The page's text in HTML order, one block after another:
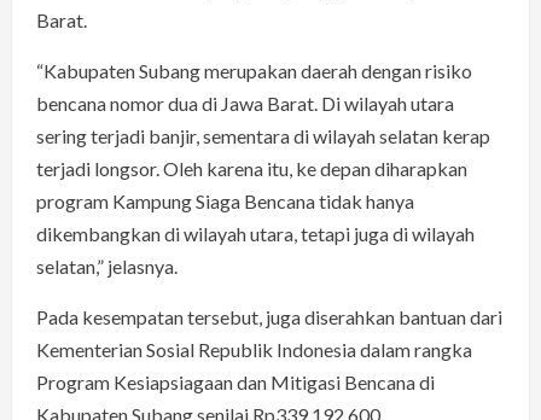
Barat.
“Kabupaten Subang merupakan daerah dengan risiko
bencana nomor dua di Jawa Barat. Di wilayah utara
sering terjadi banjir, sementara di wilayah selatan kerap
terjadi longsor. Oleh karena itu, ke depan diharapkan
program Kampung Siaga Bencana tidak hanya
dikembangkan di wilayah utara, tetapi juga di wilayah
selatan,” jelasnya.
Pada kesempatan tersebut, juga diserahkan bantuan dari
Kementerian Sosial Republik Indonesia dalam rangka
Program Kesiapsiagaan dan Mitigasi Bencana di
Kabupaten Subang senilai Rp339.192.600.